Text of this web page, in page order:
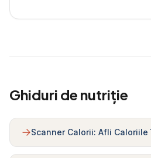
Ghiduri de nutriție
Scanner Calorii: Afli Caloriile